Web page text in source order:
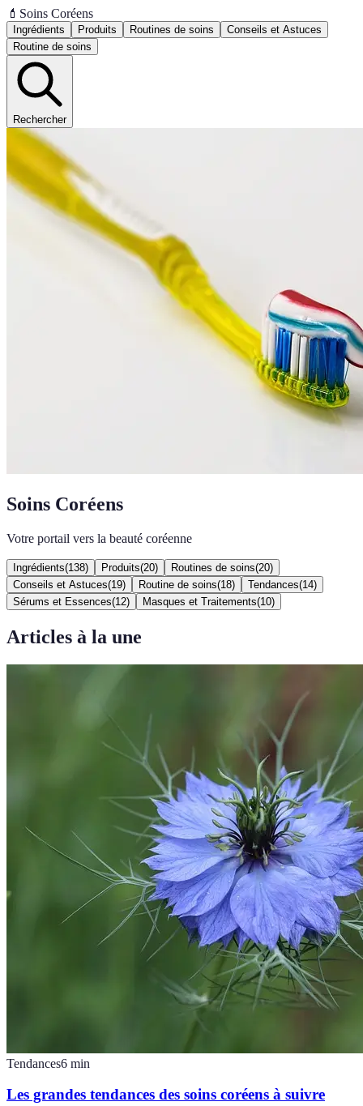
💄 Soins Coréens
Ingrédients Produits Routines de soins
Conseils et Astuces
Routine de soins
Rechercher
Soins Coréens
Votre portail vers la beauté coréenne
Ingrédients(138) Produits(20) Routines de soins(20)
Conseils et Astuces(19) Routine de soins(18) Tendances(14)
Sérums et Essences(12) Masques et Traitements(10)
Articles à la une
Tendances6 min
Les grandes tendances des soins coréens à suivre